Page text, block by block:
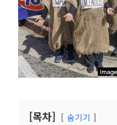
[목차] 숨기기